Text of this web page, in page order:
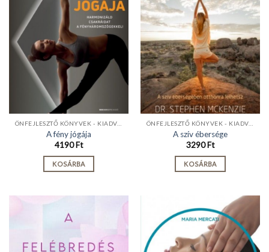
ÖNFEJLESZTŐ KÖNYVEK - KIADVÁNYOK
A fény jógája
4190Ft
KOSÁRBA
ÖNFEJLESZTŐ KÖNYVEK - KIADVÁNYOK
A szív ébersége
3290Ft
KOSÁRBA